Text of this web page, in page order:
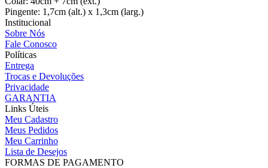
Pingente: 1,7cm (alt.) x 1,3cm (larg.)
Institucional
Sobre Nós
Fale Conosco
Políticas
Entrega
Trocas e Devoluções
Privacidade
GARANTIA
Links Úteis
Meu Cadastro
Meus Pedidos
Meu Carrinho
Lista de Desejos
FORMAS DE PAGAMENTO